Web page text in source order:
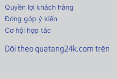
Quyền lợi khách hàng
Đóng góp ý kiến
Cơ hội hợp tác
Dõi theo quatang24k.com trên